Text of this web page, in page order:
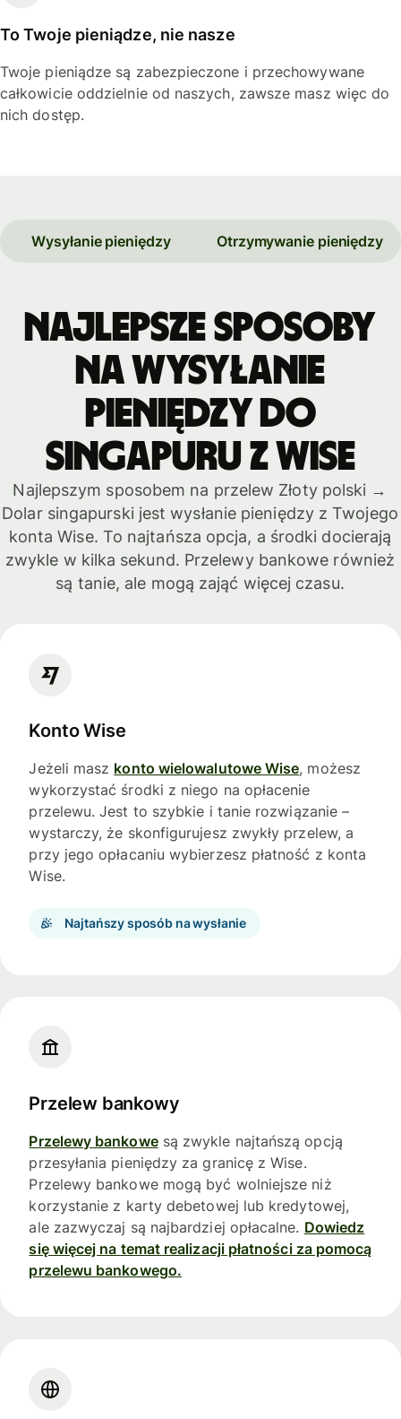
To Twoje pieniądze, nie nasze
Twoje pieniądze są zabezpieczone i przechowywane
całkowicie oddzielnie od naszych, zawsze masz więc do
nich dostęp.
Wysyłanie pieniędzy Otrzymywanie pieniędzy
Najlepsze sposoby
na wysyłanie
pieniędzy do
Singapuru z Wise
Najlepszym sposobem na przelew Złoty polski →
Dolar singapurski jest wysłanie pieniędzy z Twojego
konta Wise. To najtańsza opcja, a środki docierają
zwykle w kilka sekund. Przelewy bankowe również
są tanie, ale mogą zająć więcej czasu.
Konto Wise
Jeżeli masz konto wielowalutowe Wise, możesz
wykorzystać środki z niego na opłacenie
przelewu. Jest to szybkie i tanie rozwiązanie –
wystarczy, że skonfigurujesz zwykły przelew, a
przy jego opłacaniu wybierzesz płatność z konta
Wise.
Najtańszy sposób na wysłanie
Przelew bankowy
Przelewy bankowesą zwykle najtańszą opcją
przesyłania pieniędzy za granicę z Wise.
Przelewy bankowe mogą być wolniejsze niż
korzystanie z karty debetowej lub kredytowej,
ale zazwyczaj są najbardziej opłacalne. Dowiedz
się więcej na temat realizacji płatności za pomocą
przelewu bankowego.